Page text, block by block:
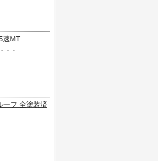
速MT
・・
ーフ 全塗装済